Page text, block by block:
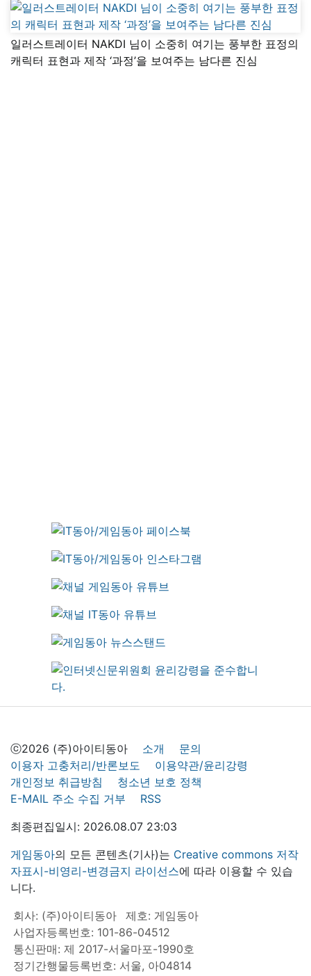
일러스트레이터 NAKDI 님이 소중히 여기는 풍부한 표정의
캐릭터 표현과 제작 ‘과정’을 보여주는 남다른 진심
ⓒ2026 (주)아이티동아 소개
문의
이용자 고충처리/반론보도
이용약관/윤리강령
개인정보 취급방침
청소년 보호 정책
E-MAIL 주소 수집 거부
RSS
최종편집일시: 2026.08.07 23:03
게임동아의 모든 콘텐츠(기사)는 Creative commons 저작
자표시-비영리-변경금지 라이선스에 따라 이용할 수 있습
니다.
회사: (주)아이티동아
제호: 게임동아
사업자등록번호: 101-86-04512
통신판매: 제 2017-서울마포-1990호
정기간행물등록번호: 서울, 아04814